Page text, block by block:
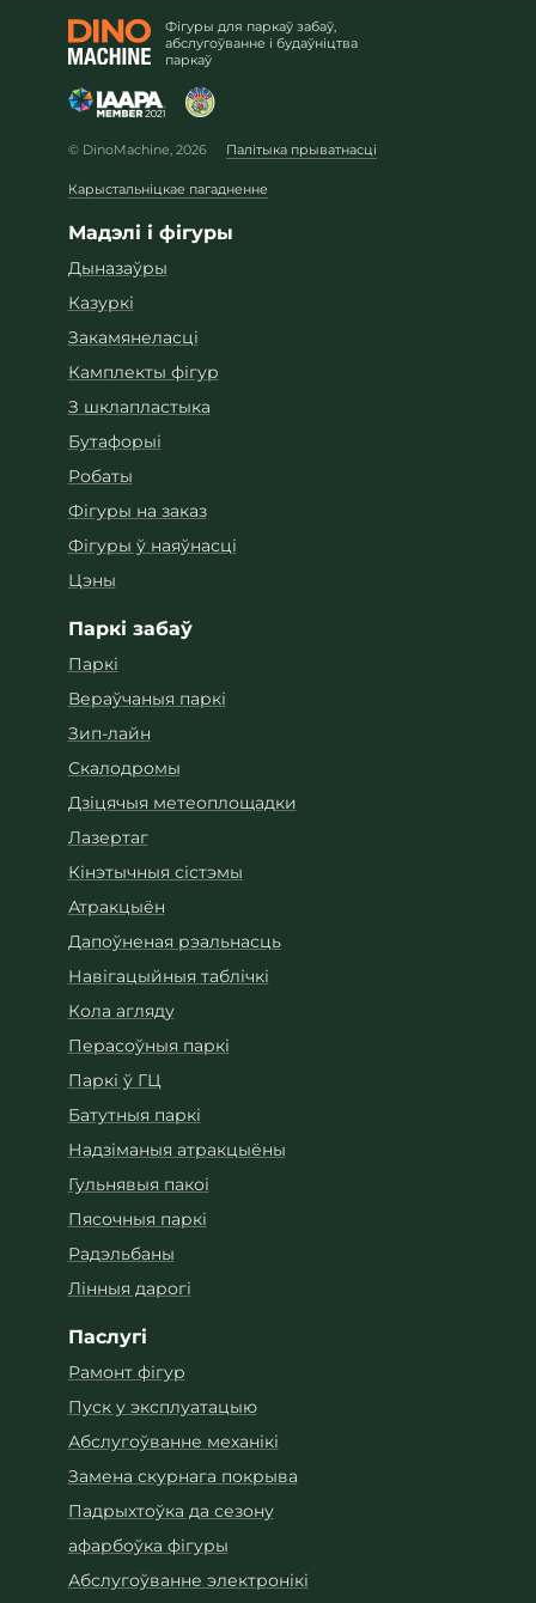
Фігуры для паркаў забаў,
абслугоўванне і будаўніцтва
паркаў
© DinoMachine, 2026 Палітыка прыватнасці
Карыстальніцкае пагадненне
Мадэлі і фігуры
Дыназаўры
Казуркі
Закамянеласці
Камплекты фігур
З шклапластыка
Бутафорыі
Робаты
Фігуры на заказ
Фігуры ў наяўнасці
Цэны
Паркі забаў
Паркі
Вераўчаныя паркі
Зип-лайн
Скалодромы
Дзіцячыя метеоплощадки
Лазертаг
Кінэтычныя сістэмы
Атракцыён
Дапоўненая рэальнасць
Навігацыйныя таблічкі
Кола агляду
Перасоўныя паркі
Паркі ў ГЦ
Батутныя паркі
Надзіманыя атракцыёны
Гульнявыя пакоі
Пясочныя паркі
Радэльбаны
Лінныя дарогі
Паслугі
Рамонт фігур
Пуск у эксплуатацыю
Абслугоўванне механікі
Замена скурнага покрыва
Падрыхтоўка да сезону
афарбоўка фігуры
Абслугоўванне электронікі